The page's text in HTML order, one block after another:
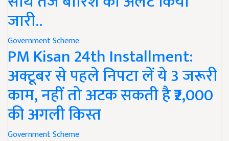
जारी..
Government Scheme
PM Kisan 24th Installment:
अक्टूबर से पहले निपटा लें ये 3 जरूरी
काम, नहीं तो अटक सकती है ₹2,000
की अगली किस्त
Government Scheme